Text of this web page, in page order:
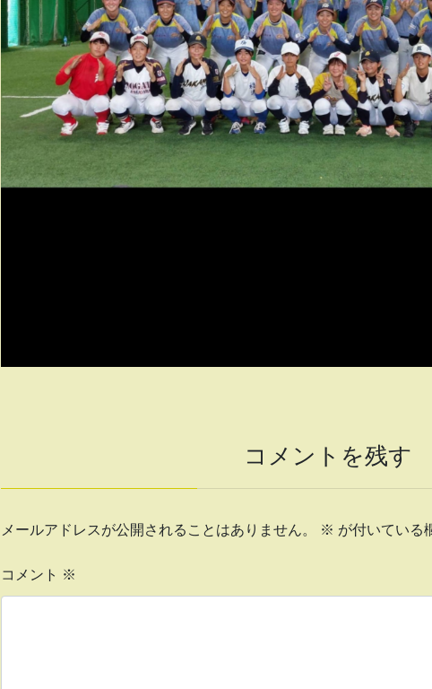
コメントを残す
メールアドレスが公開されることはありません。 ※ が付いている
コメント ※